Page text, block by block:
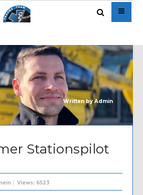
Written byAdmin
Stationspilot
| Views: 6523